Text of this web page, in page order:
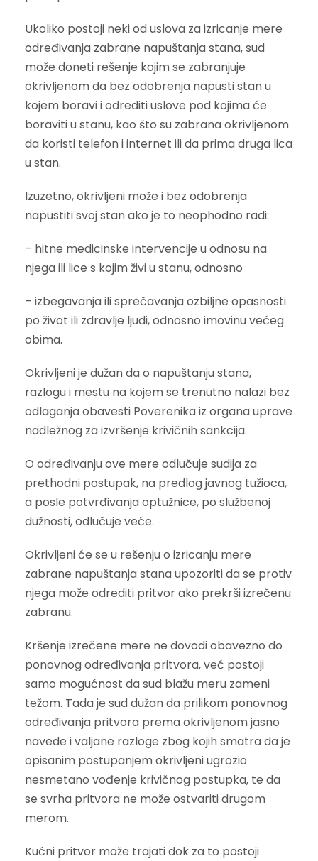
Ukoliko postoji neki od uslova za izricanje mere
određivanja zabrane napuštanja stana, sud
može doneti rešenje kojim se zabranjuje
okrivljenom da bez odobrenja napusti stan u
kojem boravi i odrediti uslove pod kojima će
boraviti u stanu, kao što su zabrana okrivljenom
da koristi telefon i internet ili da prima druga lica
u stan.
Izuzetno, okrivljeni može i bez odobrenja
napustiti svoj stan ako je to neophodno radi:
– hitne medicinske intervencije u odnosu na
njega ili lice s kojim živi u stanu, odnosno
– izbegavanja ili sprečavanja ozbiljne opasnosti
po život ili zdravlje ljudi, odnosno imovinu većeg
obima.
Okrivljeni je dužan da o napuštanju stana,
razlogu i mestu na kojem se trenutno nalazi bez
odlaganja obavesti Poverenika iz organa uprave
nadležnog za izvršenje krivičnih sankcija.
O određivanju ove mere odlučuje sudija za
prethodni postupak, na predlog javnog tužioca,
a posle potvrđivanja optužnice, po službenoj
dužnosti, odlučuje veće.
Okrivljeni će se u rešenju o izricanju mere
zabrane napuštanja stana upozoriti da se protiv
njega može odrediti pritvor ako prekrši izrečenu
zabranu.
Kršenje izrečene mere ne dovodi obavezno do
ponovnog određivanja pritvora, već postoji
samo mogućnost da sud blažu meru zameni
težom. Tada je sud dužan da prilikom ponovnog
određivanja pritvora prema okrivljenom jasno
navede i valjane razloge zbog kojih smatra da je
opisanim postupanjem okrivljeni ugrozio
nesmetano vođenje krivičnog postupka, te da
se svrha pritvora ne može ostvariti drugom
merom.
Kućni pritvor može trajati dok za to postoji